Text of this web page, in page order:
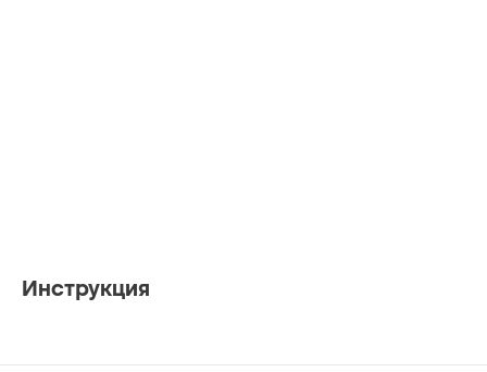
Инструкция